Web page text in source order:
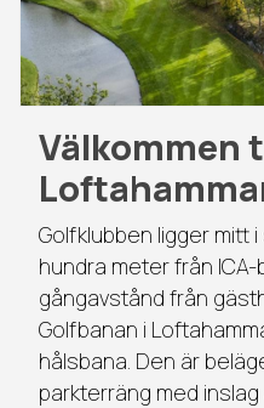
Välkommen
Golfklubben ligger mitt
hundra meter från
gångavstånd från
Golfbanan i
hålsbana. Den är
parkterräng med